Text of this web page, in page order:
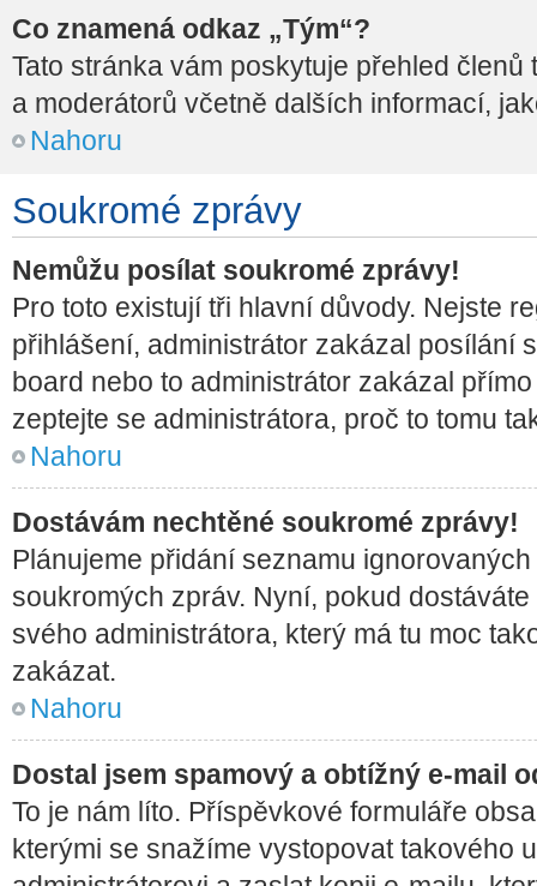
Co znamená odkaz „Tým“?
Tato stránka vám poskytuje přehled
a moderátorů včetně dalších informací,
Nahoru
Soukromé zprávy
Nemůžu posílat soukromé zprávy!
Pro toto existují tři hlavní důvody. Nejste
přihlášení, administrátor zakázal posílání
board nebo to administrátor zakázal
zeptejte se administrátora, proč to tomu
Nahoru
Dostávám nechtěné soukromé zprávy!
Plánujeme přidání seznamu
soukromých zpráv. Nyní, pokud
svého administrátora, který má tu moc
zakázat.
Nahoru
Dostal jsem spamový a obtížný e-mail
To je nám líto. Příspěvkové formuláře
kterými se snažíme vystopovat takového